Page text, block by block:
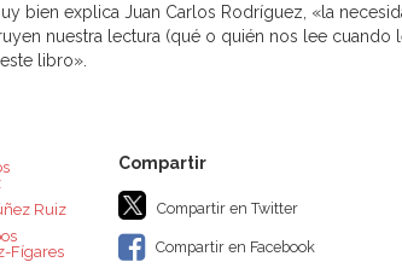
bien explica Juan Carlos Rodríguez, «la
nuestra lectura (qué o quién nos lee cuando
libro».
Ruiz
Fígares
Compartir en Twitter
Compartir en Facebook